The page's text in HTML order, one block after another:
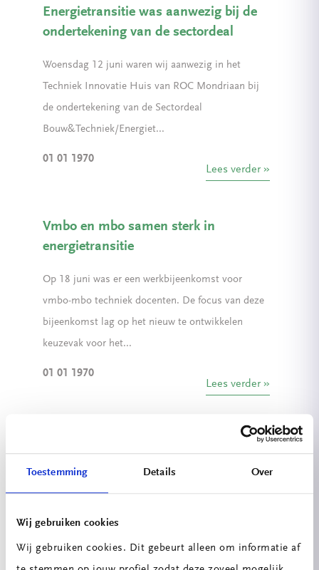
Toestemming Details Over
Wij gebruiken cookies
Wij gebruiken cookies. Dit gebeurt alleen om informatie af
Energietransitie was aanwezig bij de
ondertekening van de sectordeal
Woensdag 12 juni waren wij aanwezig in het
Techniek Innovatie Huis van ROC Mondriaan bij
de ondertekening van de Sectordeal
Bouw&Techniek/Energiet...
01 01 1970
Lees verder
Vmbo en mbo samen sterk in
energietransitie
Op 18 juni was er een werkbijeenkomst voor
vmbo-mbo techniek docenten. De focus van deze
bijeenkomst lag op het nieuw te ontwikkelen
keuzevak voor het...
01 01 1970
Lees verder
KPE op het symposium De Haagse
Op 13 juni vond bij De Haagse Hogeschool het
Symposium Transities in de Economie: een